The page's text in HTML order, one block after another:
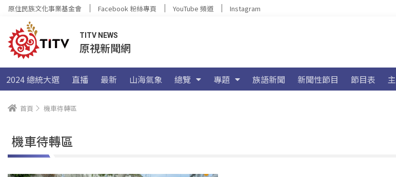
原住民族文化事業基金會 Facebook 粉絲專頁 YouTube 頻道 Instagram
TITV NEWS
原視新聞網
2024 總統大選 直播 最新 山海氣象 總覽 專題 族語新聞 新聞性節目 節目表
首頁 機車待轉區
機車待轉區